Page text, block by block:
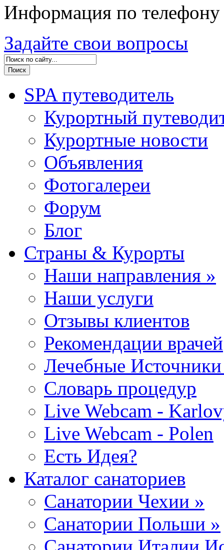
Информация по телефону
Задайте свои вопросы
SPA путеводитель
Курортный
Курортные новости
Объявления
Фотогалереи
Форум
Блог
Страны & Курорты
Наши направления »
Наши услуги
Отзывы клиентов
Рекомендации врачей
Лечебные
Словарь процедур
Live Webcam -
Live Webcam - Polen
Есть Идея?
Каталог санаториев
Санатории Чехии »
Санатории Польши »